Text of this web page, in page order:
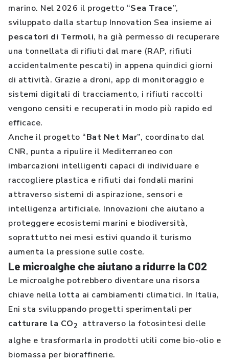
marino. Nel 2026 il progetto “Sea Trace”,
sviluppato dalla startup Innovation Sea insieme ai
pescatori di Termoli, ha già permesso di recuperare
una tonnellata di rifiuti dal mare (RAP, rifiuti
accidentalmente pescati) in appena quindici giorni
di attività. Grazie a droni, app di monitoraggio e
sistemi digitali di tracciamento, i rifiuti raccolti
vengono censiti e recuperati in modo più rapido ed
efficace.
Anche il progetto “Bat Net Mar”, coordinato dal
CNR, punta a ripulire il Mediterraneo con
imbarcazioni intelligenti capaci di individuare e
raccogliere plastica e rifiuti dai fondali marini
attraverso sistemi di aspirazione, sensori e
intelligenza artificiale. Innovazioni che aiutano a
proteggere ecosistemi marini e biodiversità,
soprattutto nei mesi estivi quando il turismo
aumenta la pressione sulle coste.
Le microalghe che aiutano a ridurre la CO2
Le microalghe potrebbero diventare una risorsa
chiave nella lotta ai cambiamenti climatici. In Italia,
Eni sta sviluppando progetti sperimentali per
catturare la CO2
attraverso la fotosintesi delle
alghe e trasformarla in prodotti utili come bio-olio e
biomassa per bioraffinerie.